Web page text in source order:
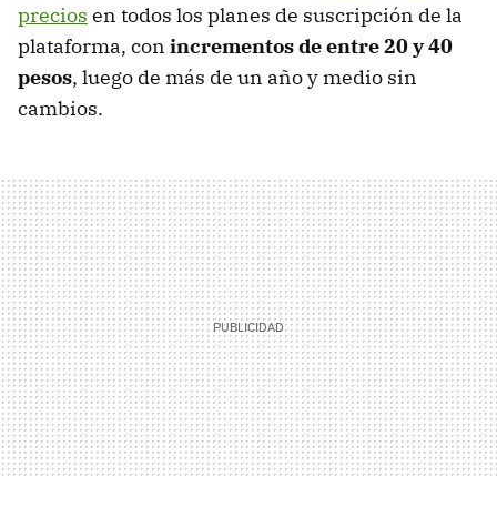
precios en todos los planes de suscripción de la
plataforma, con incrementos de entre 20 y 40
pesos, luego de más de un año y medio sin
cambios.